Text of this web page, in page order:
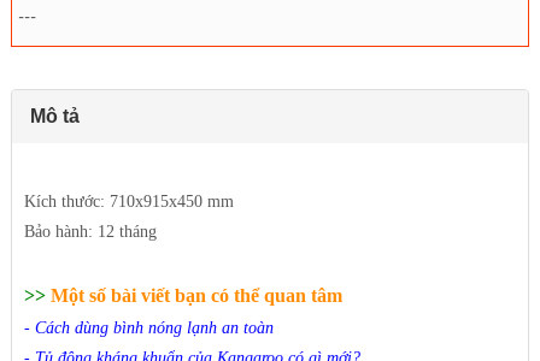
---
Mô tả
Kích thước: 710x915x450 mm
Bảo hành: 12 tháng
>> Một số bài viết bạn có thể quan tâm
- Cách dùng bình nóng lạnh an toàn